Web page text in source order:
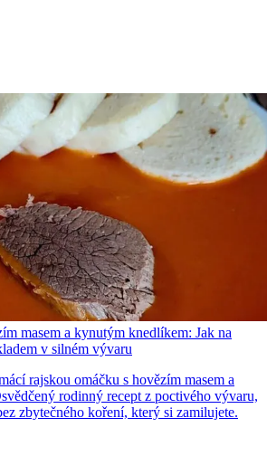
masem a kynutým knedlíkem: Jak na
v silném vývaru
rajskou omáčku s hovězím masem a
rodinný recept z poctivého vývaru,
zbytečného koření, který si zamilujete.